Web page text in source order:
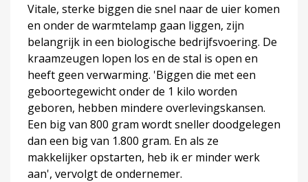
Vitale, sterke biggen die snel naar de uier komen
en onder de warmtelamp gaan liggen, zijn
belangrijk in een biologische bedrijfsvoering. De
kraamzeugen lopen los en de stal is open en
heeft geen verwarming. 'Biggen die met een
geboortegewicht onder de 1 kilo worden
geboren, hebben mindere overlevingskansen.
Een big van 800 gram wordt sneller doodgelegen
dan een big van 1.800 gram. En als ze
makkelijker opstarten, heb ik er minder werk
aan', vervolgt de ondernemer.